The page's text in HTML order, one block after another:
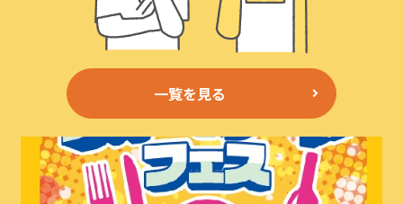
一覧を見る